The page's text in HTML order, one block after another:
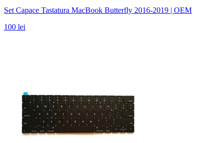
Set Capace Tastatura MacBook Butterfly 2016-2019 | OEM
100 lei